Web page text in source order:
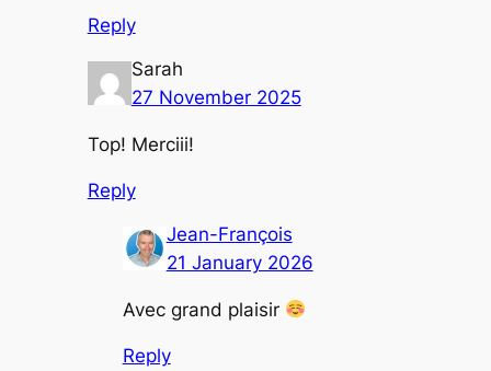
Reply
Sarah
27 November 2025
Top! Merciii!
Reply
Jean-François
21 January 2026
Avec grand plaisir
Reply